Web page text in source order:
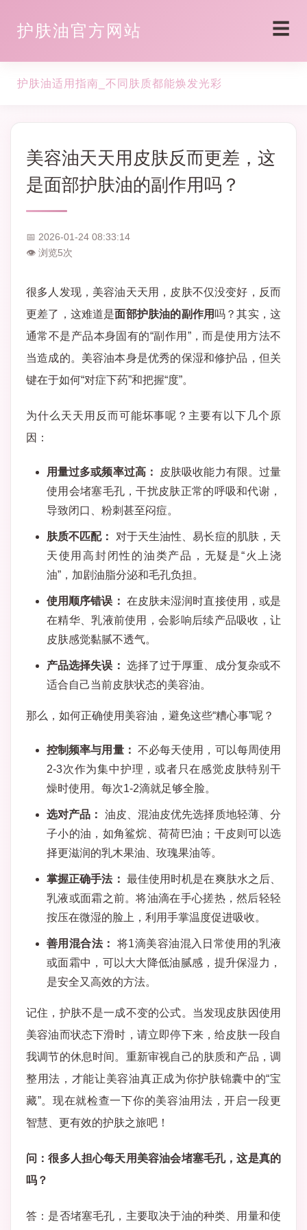
护肤油官方网站 ☰
护肤油适用指南_不同肤质都能焕发光彩
美容油天天用皮肤反而更差，这
是面部护肤油的副作用吗？
📅 2026-01-24 08:33:14
👁 浏览5次
很多人发现，美容油天天用，皮肤不仅没变好，反而
更差了，这难道是面部护肤油的副作用 吗？其实，这
通常不是产品本身固有的“副作用”，而是使用方法不
当造成的。美容油本身是优秀的保湿和修护品，但关
键在于如何“对症下药”和把握“度”。
为什么天天用反而可能坏事呢？主要有以下几个原
因：
用量过多或频率过高：
皮肤吸收能力有限。过量
使用会堵塞毛孔，干扰皮肤正常的呼吸和代谢，
导致闭口、粉刺甚至闷痘。
肤质不匹配：
对于天生油性、易长痘的肌肤，天
天使用高封闭性的油类产品，无疑是“火上浇
油”，加剧油脂分泌和毛孔负担。
使用顺序错误： 在皮肤未湿润时直接使用，或是
在精华、乳液前使用，会影响后续产品吸收，让
皮肤感觉黏腻不透气。
产品选择失误： 选择了过于厚重、成分复杂或不
适合自己当前皮肤状态的美容油。
那么，如何正确使用美容油，避免这些“糟心事”呢？
控制频率与用量： 不必每天使用，可以每周使用
2-3次作为集中护理，或者只在感觉皮肤特别干
燥时使用。每次1-2滴就足够全脸。
选对产品：
油皮、混油皮优先选择质地轻薄、分
子小的油，如角鲨烷、荷荷巴油；干皮则可以选
择更滋润的乳木果油、玫瑰果油等。
掌握正确手法： 最佳使用时机是在爽肤水之后、
乳液或面霜之前。将油滴在手心搓热，然后轻轻
按压在微湿的脸上，利用手掌温度促进吸收。
善用混合法：
将1滴美容油混入日常使用的乳液
或面霜中，可以大大降低油腻感，提升保湿力，
是安全又高效的方法。
记住，护肤不是一成不变的公式。当发现皮肤因使用
美容油而状态下滑时，请立即停下来，给皮肤一段自
我调节的休息时间。重新审视自己的肤质和产品，调
整用法，才能让美容油真正成为你护肤锦囊中的“宝
藏”。现在就检查一下你的美容油用法，开启一段更
智慧、更有效的护肤之旅吧！
问：很多人担心每天用美容油会堵塞毛孔，这是真的
吗？
答：是否堵塞毛孔，主要取决于油的种类、用量和使